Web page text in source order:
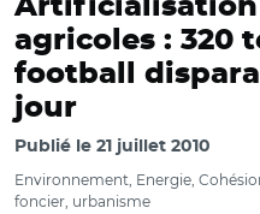
Artificialisation
agricoles : 320
football
jour
Publié le 21 juillet 2010
Environnement, Energie,
foncier, urbanisme